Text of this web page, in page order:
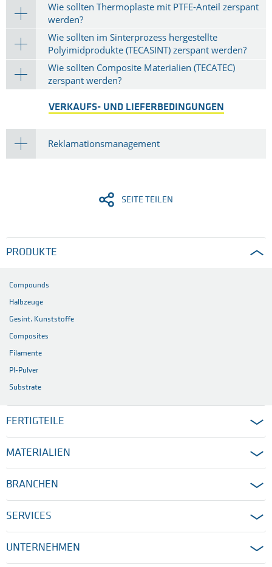
Wie sollten Thermoplaste mit PTFE-Anteil zerspant
werden?
Wie sollten im Sinterprozess hergestellte
Polyimidprodukte (TECASINT) zerspant werden?
Wie sollten Composite Materialien (TECATEC)
zerspant werden?
VERKAUFS- UND LIEFERBEDINGUNGEN
Reklamationsmanagement
SEITE TEILEN
PRODUKTE
Compounds
Halbzeuge
Gesint. Kunststoffe
Composites
Filamente
PI-Pulver
Substrate
FERTIGTEILE
MATERIALIEN
BRANCHEN
SERVICES
UNTERNEHMEN